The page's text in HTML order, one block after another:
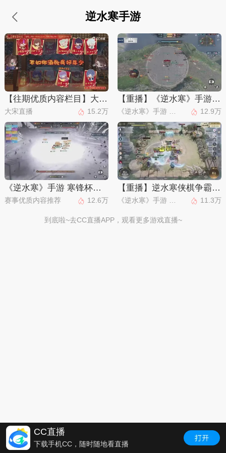
逆水寒手游
【往期优质内容栏目】大宋直播
大宋直播 15.2万
【重播】《逆水寒》手游 万仞争锋
《逆水寒》手游 赛事直播 12.9万
《逆水寒》手游 寒锋杯平台赛
赛事优质内容推荐 12.6万
【重播】逆水寒侠棋争霸赛S2
11.3万
到底啦~去CC直播APP，观看更多游戏直播~
CC直播
下载手机CC，随时随地看直播